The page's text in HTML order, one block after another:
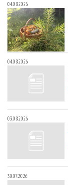
04.08.2026
04.08.2026
03.08.2026
30.07.2026